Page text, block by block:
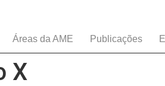
Áreas da AME Publicações
X